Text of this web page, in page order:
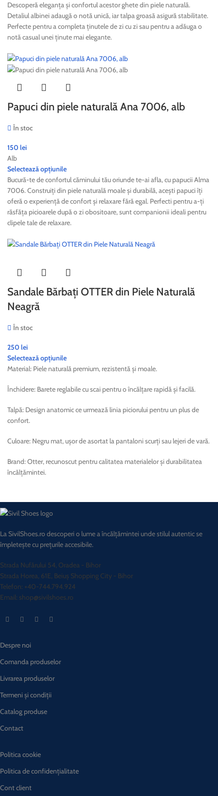
Descoperă eleganța și confortul acestor ghete din piele naturală.
Detaliul albinei adaugă o notă unică, iar talpa groasă asigură stabilitate.
Perfecte pentru a completa ținutele de zi cu zi sau pentru a adăuga o
notă casual unei ținute mai elegante.
Papuci din piele naturală Ana 7006, alb
În stoc
150 lei
Alb
Selectează opțiunile
Bucură-te de confortul căminului tău oriunde te-ai afla, cu papucii Alma
7006. Construiți din piele naturală moale și durabilă, acești papuci îți
oferă o experiență de confort și relaxare fără egal. Perfecti pentru a-ți
răsfăța picioarele după o zi obositoare, sunt companionii ideali pentru
clipele tale de relaxare.
Sandale Bărbați OTTER din Piele Naturală
Neagră
În stoc
250 lei
Selectează opțiunile
Material: Piele naturală premium, rezistentă și moale.
Închidere: Barete reglabile cu scai pentru o încălțare rapidă și facilă.
Talpă: Design anatomic ce urmează linia piciorului pentru un plus de
confort.
Culoare: Negru mat, ușor de asortat la pantaloni scurți sau lejeri de vară.
Brand: Otter, recunoscut pentru calitatea materialelor și durabilitatea
încălțămintei.
La SivilShoes.ro descoperi o lume a încălțămintei unde stilul autentic se
împletește cu prețurile accesibile.
Strada Nufărului 54, Oradea - Bihor
Strada Horea, 61E, Beiuș Shopping City - Bihor
Telefon: +40-744.794.924
Email: shop@sivilshoes.ro
Despre noi
Comanda produselor
Livrarea produselor
Termeni și condiții
Catalog produse
Contact
Politica cookie
Politica de confidențialitate
Cont client